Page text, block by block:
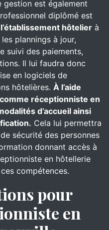
gestion est également
diplômé est
hôtelier à
plannings à jour,
suivi des paiements,
Il lui faudra donc
en logiciels de
hôtelières. À l’aide
réceptionniste en
d’accueil ainsi
Cela lui permettra
sécurité des personnes
donnant accès à
en hôtellerie
compétences.
pour
en